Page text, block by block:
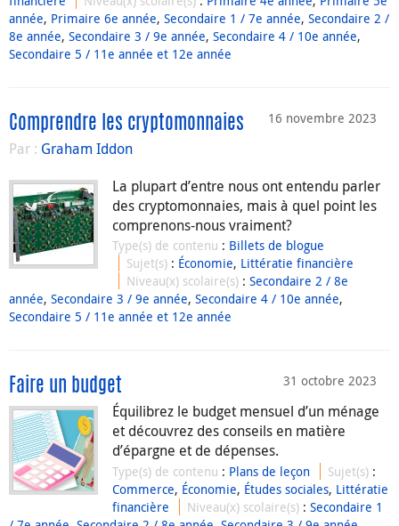
année, Primaire 6e année, Secondaire 1 / 7e année, Secondaire 2 /
8e année, Secondaire 3 / 9e année, Secondaire 4 / 10e année,
Secondaire 5 / 11e année et 12e année
16 novembre 2023
Comprendre les cryptomonnaies
Par : Graham Iddon
La plupart d’entre nous ont entendu parler
des cryptomonnaies, mais à quel point les
comprenons-nous vraiment?
Type(s) de contenu : Billets de blogue
Sujet(s) : Économie, Littératie financière
Niveau(x) scolaire(s) :Secondaire 2 / 8e
année, Secondaire 3 / 9e année, Secondaire 4 / 10e année,
Secondaire 5 / 11e année et 12e année
31 octobre 2023
Faire un budget
Équilibrez le budget mensuel d’un ménage
et découvrez des conseils en matière
d’épargne et de dépenses.
Type(s) de contenu : Plans de leçon Sujet(s) :
Commerce, Économie, Études sociales, Littératie
financière
Niveau(x) scolaire(s) :Secondaire 1